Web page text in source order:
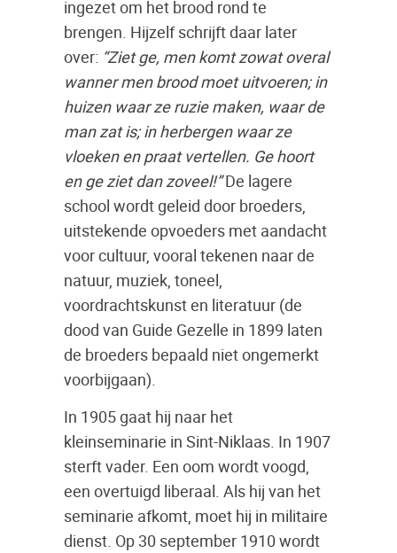
ingezet om het brood rond te
brengen. Hijzelf schrijft daar later
over: “Ziet ge, men komt zowat overal
wanner men brood moet uitvoeren; in
huizen waar ze ruzie maken, waar de
man zat is; in herbergen waar ze
vloeken en praat vertellen. Ge hoort
en ge ziet dan zoveel!”De lagere
school wordt geleid door broeders,
uitstekende opvoeders met aandacht
voor cultuur, vooral tekenen naar de
natuur, muziek, toneel,
voordrachtskunst en literatuur (de
dood van Guide Gezelle in 1899 laten
de broeders bepaald niet ongemerkt
voorbijgaan).
In 1905 gaat hij naar het
kleinseminarie in Sint-Niklaas. In 1907
sterft vader. Een oom wordt voogd,
een overtuigd liberaal. Als hij van het
seminarie afkomt, moet hij in militaire
dienst. Op 30 september 1910 wordt